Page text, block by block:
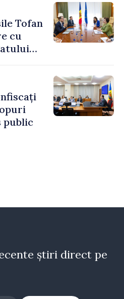
Tofan
cu
public
știri direct pe